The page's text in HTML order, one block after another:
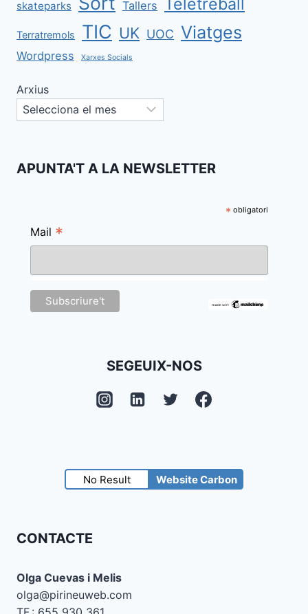
skateparks Tallers
Terratremols TIC UK UOC Viatges
Wordpress Xarxes Socials
Arxius
APUNTA'T A LA NEWSLETTER
* obligatori
Mail *
SEGEUIX-NOS
No Result Website Carbon
CONTACTE
Olga Cuevas i Melis
olga@pirineuweb.com